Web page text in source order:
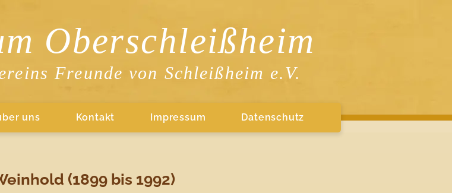
Oberschleißheim
Freunde von Schleißheim e.V.
uns Kontakt Impressum Datenschutz
(1899 bis 1992)